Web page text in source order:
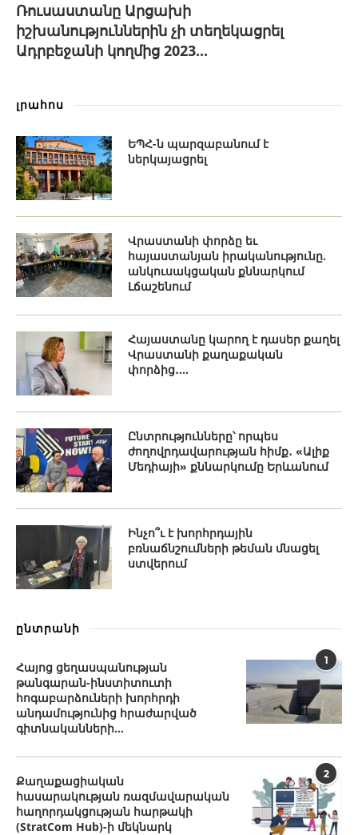
Ռուսաստանը Արցախի
իշխանություններին չի տեղեկացրել
Ադրբեջանի կողմից 2023...
լրահոս
ԵՊՀ-ն պարզաբանում է
ներկայացրել
Վրաստանի փորձը եւ
հայաստանյան իրականությունը.
անկուսակցական քննարկում
Լճաշենում
Հայաստանը կարող է դասեր քաղել
Վրաստանի քաղաքական
փորձից․...
Ընտրությունները՝ որպես
ժողովրդավարության հիմք․ «Ալիք
Մեդիայի» քննարկումը Երևանում
Ինչո՞ւ է խորհրդային
բռնաճնշումների թեման մնացել
ստվերում
ընտրանի
1
Հայոց ցեղասպանության
թանգարան-ինստիտուտի
հոգաբարձուների խորհրդի
անդամությունից հրաժարված
գիտնականների...
2
Քաղաքացիական
հասարակության ռազմավարական
հաղորդակցության հարթակի
(StratCom Hub)-ի մեկնարկ